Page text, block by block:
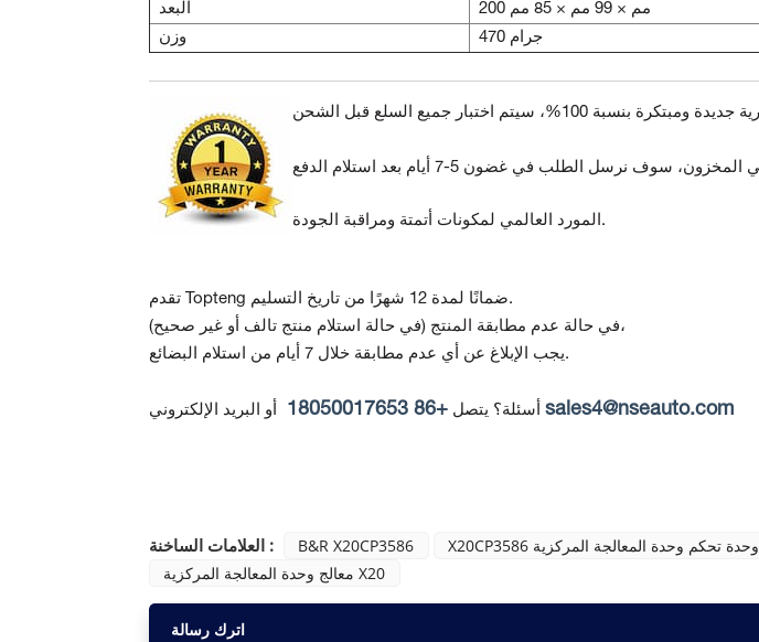
البعد
200 مم × 99 مم × 85 مم
وزن
470 جرام
المورد العالمي لمكونات أتمتة ومراقبة الجودة.
تقدم Topteng ضمانًا لمدة 12 شهرًا من تاريخ التسليم.
في حالة عدم مطابقة المنتج(في حالة استلام منتج تالف أو غير صحيح)،
يجب الإبلاغ عن أي عدم مطابقة خلال 7 أيام من استلام البضائع.
أسئلة؟ يتصل+86 18050017653 أو البريد الإلكتروني sales4@nseauto.com
العلامات الساخنة : B&R X20CP3586 X20CP3586 وحدة تحكم وحدة المعالجة المركزية
معالج وحدة المعالجة المركزية X20
اترك رسالة